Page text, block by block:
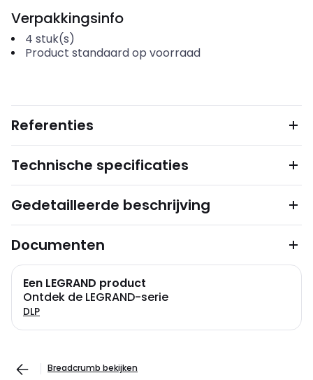
Verpakkingsinfo
4 stuk(s)
Product standaard op voorraad
Referenties
Technische specificaties
Gedetailleerde beschrijving
Documenten
Een LEGRAND product
Ontdek de LEGRAND-serie
DLP
Breadcrumb bekijken